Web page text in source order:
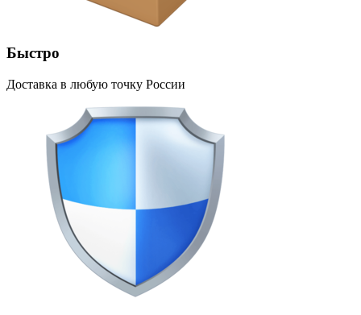
Быстро
Доставка в любую точку России